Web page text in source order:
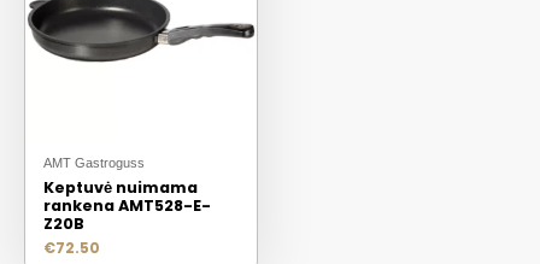
AMT Gastroguss
Keptuvė nuimama
rankena AMT528-E-
Z20B
€72.50